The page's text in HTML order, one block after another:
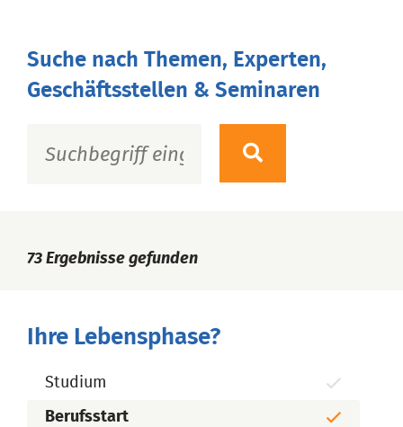
Suche nach Themen, Experten,
Geschäftsstellen & Seminaren
73 Ergebnisse gefunden
Ihre Lebensphase?
Studium
Berufsstart